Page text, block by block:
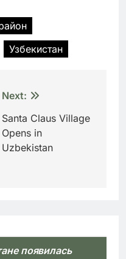
Узбекистан
Next:
Santa Claus Village
Opens in
Uzbekistan
появилась